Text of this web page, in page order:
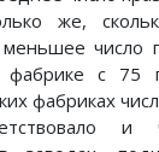
же,
число
с 75
фабриках
и